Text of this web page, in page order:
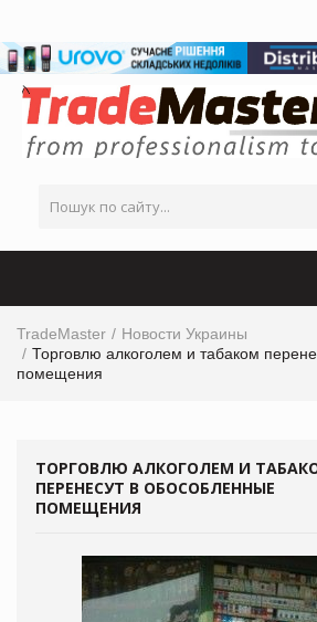
TradeMaster
Новости Украины
Торговлю алкоголем и табаком
помещения
ТОРГОВЛЮ АЛКОГОЛЕМ И
ПЕРЕНЕСУТ В ОБОСОБЛЕННЫЕ
ПОМЕЩЕНИЯ